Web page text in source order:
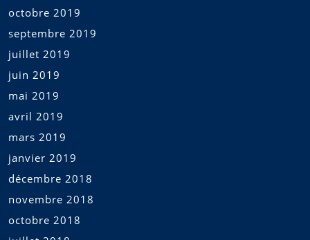
octobre 2019
septembre 2019
juillet 2019
juin 2019
mai 2019
avril 2019
mars 2019
janvier 2019
décembre 2018
novembre 2018
octobre 2018